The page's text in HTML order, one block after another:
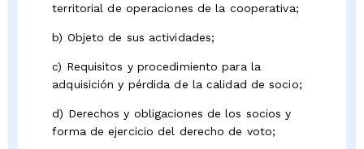
territorial de operaciones de la cooperativa;
b) Objeto de sus actividades;
c) Requisitos y procedimiento para la
adquisición y pérdida de la calidad de socio;
d) Derechos y obligaciones de los socios y
forma de ejercicio del derecho de voto;